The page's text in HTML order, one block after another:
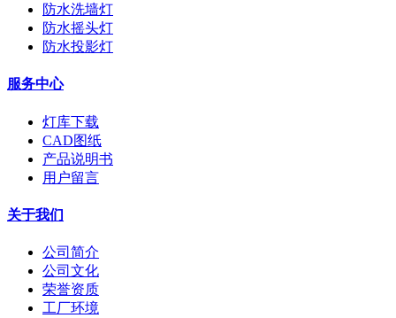
防水洗墙灯
防水摇头灯
防水投影灯
服务中心
灯库下载
CAD图纸
产品说明书
用户留言
关于我们
公司简介
公司文化
荣誉资质
工厂环境